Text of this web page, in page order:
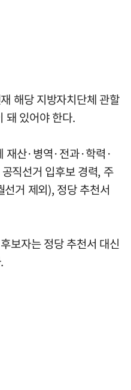
해당 지방자치단체 관할
돼 있어야 한다.
재산·병역·전과·학력·
직선거 입후보 경력, 주
거 제외), 정당 추천서
보자는 정당 추천서 대신